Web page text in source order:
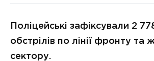
Поліцейські зафіксували 2
обстрілів по лінії фронту та
сектору.